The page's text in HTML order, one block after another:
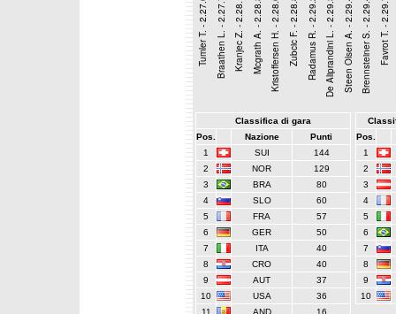
Classifica di gara
Pos.
Nazione
Punti
1
SUI
144
2
NOR
129
3
BRA
80
4
SLO
60
5
FRA
57
6
GER
50
7
ITA
40
8
CRO
40
9
AUT
37
10
USA
36
11
AND
16
Pos.
1
2
3
4
5
6
7
8
9
10